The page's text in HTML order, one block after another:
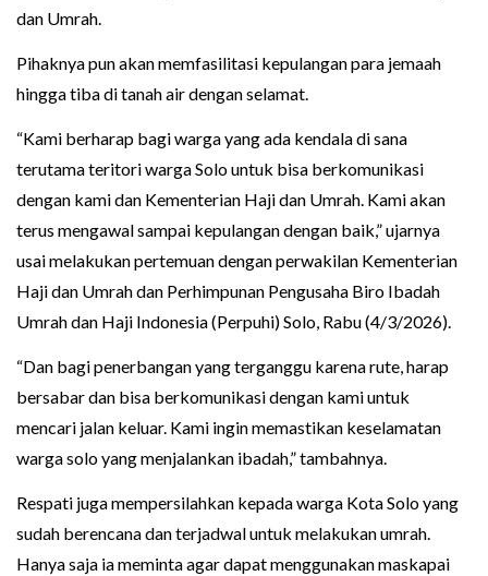
dan Umrah.
Pihaknya pun akan memfasilitasi kepulangan para jemaah
hingga tiba di tanah air dengan selamat.
“Kami berharap bagi warga yang ada kendala di sana
terutama teritori warga Solo untuk bisa berkomunikasi
dengan kami dan Kementerian Haji dan Umrah. Kami akan
terus mengawal sampai kepulangan dengan baik,” ujarnya
usai melakukan pertemuan dengan perwakilan Kementerian
Haji dan Umrah dan Perhimpunan Pengusaha Biro Ibadah
Umrah dan Haji Indonesia (Perpuhi) Solo, Rabu (4/3/2026).
“Dan bagi penerbangan yang terganggu karena rute, harap
bersabar dan bisa berkomunikasi dengan kami untuk
mencari jalan keluar. Kami ingin memastikan keselamatan
warga solo yang menjalankan ibadah,” tambahnya.
Respati juga mempersilahkan kepada warga Kota Solo yang
sudah berencana dan terjadwal untuk melakukan umrah.
Hanya saja ia meminta agar dapat menggunakan maskapai